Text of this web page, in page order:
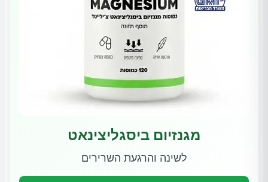
מגנזיום ביסגליצינאט
לשינה והרגעת השרירים